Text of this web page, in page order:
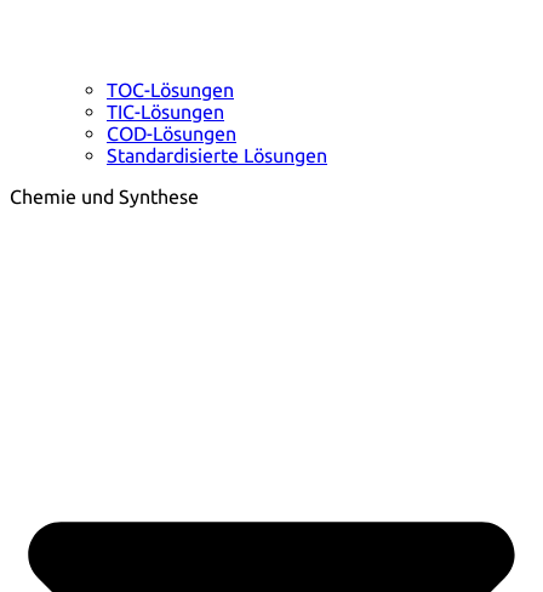
TOC-Lösungen
TIC-Lösungen
COD-Lösungen
Standardisierte Lösungen
Chemie und Synthese